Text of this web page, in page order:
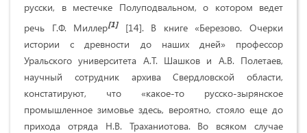
русски, в местечке Полуподвальном, о котором ведет
речь Г.Ф. Миллер[1][14]. В книге «Березово. Очерки
истории с древности до наших дней» профессор
Уральского университета А.Т. Шашков и А.В. Полетаев,
научный сотрудник архива Свердловской области,
констатируют, что «какое-то русско-зырянское
промышленное зимовье здесь, вероятно, стояло еще до
прихода отряда Н.В. Траханиотова. Во всяком случае